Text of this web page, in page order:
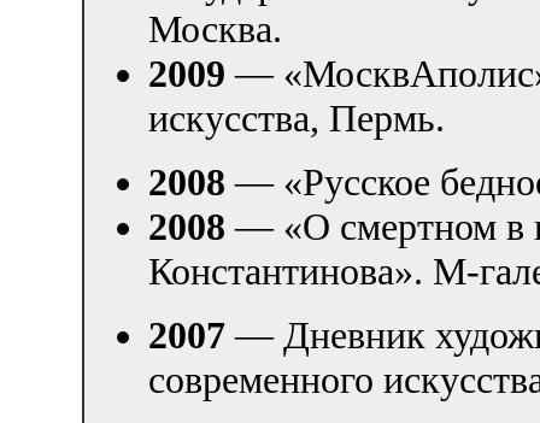
Москва.
2009 —
искусства, Пермь.
2008 — «Русское
2008 — «О смертном в
Константинова». М-
2007— Дневник
современного